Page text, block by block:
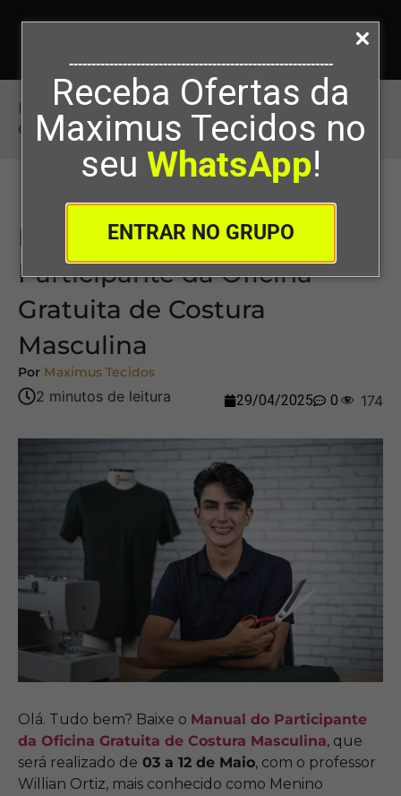
-----------------------------------------------------------
Receba Ofertas da
Maximus Tecidos no
seu WhatsApp!
ENTRAR NO GRUPO
Início>Baixe o Manual do Participante da
Oficina Gratuita de Costura Masculina
Baixe o Manual do
Participante da Oficina
Gratuita de Costura
Masculina
Por Maximus Tecidos
29/04/2025 0 174
Olá. Tudo bem? Baixe o Manual do Participante
da Oficina Gratuita de Costura Masculina, que
será realizado de 03 a 12 de Maio, com o professor
Willian Ortiz, mais conhecido como Menino